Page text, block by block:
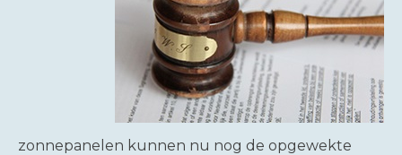
zonnepanelen kunnen nu nog de opgewekte